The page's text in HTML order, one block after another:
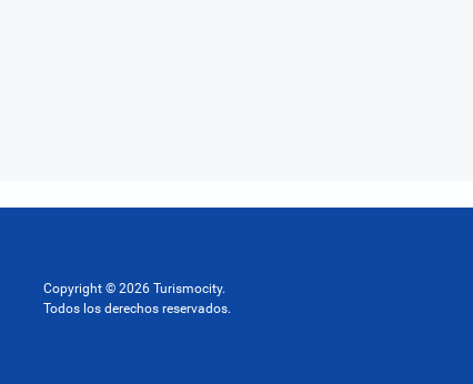
Copyright © 2026 Turismocity.
Todos los derechos reservados.